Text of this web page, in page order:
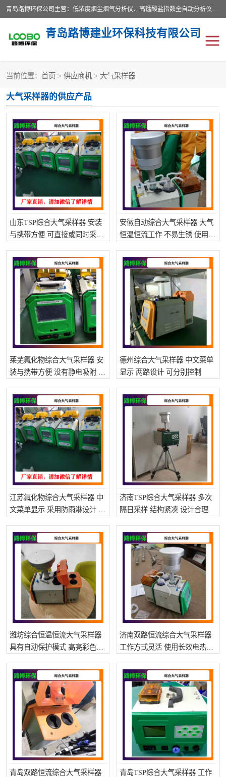
青岛路博环保公司主营：低浓度烟尘烟气分析仪、高锰酸盐指数全自动分析仪、便携式超声波明渠流量计、便携式水质采样器、恒温恒湿称重系统、手持式油烟检测仪等;是一家集环保科研、设计、生产、维护、销售和系统集成为一体的综合性高科技企业。路博人秉承"科学技术是第一生产力的重要理念，倡导环境友好型的生产、生活和消费方式。
青岛路博建业环保科技有限公司
当前位置： 首页 > 供应商机 > 大气采样器
大气采样器的供应产品
山东TSP综合大气采样器 安装
与携带方便 可直接或同时采集
安徽自动综合大气采样器 大气
恒温恒流工作 不易生锈 使用寿
莱芜氟化物综合大气采样器 安
装与携带方便 没有静电吸附 重
德州综合大气采样器 中文菜单
显示 两路设计 可分别控制
江苏氟化物综合大气采样器 中
文菜单显示 采用防雨淋设计 可
济南TSP综合大气采样器 多次
隔日采样 结构紧凑 设计合理
潍坊综合恒温恒流大气采样器
具有自动保护模式 高亮彩色触
济南双路恒流综合大气采样器
工作方式灵活 使用长效电热膜
青岛双路恒流综合大气采样器
青岛TSP综合大气采样器 工作
水质检测仪 手持式油烟检测仪
恒温恒湿称重系统 二恶英采集器
实验室仪器 LB-8110降水降尘采样器
便携式水质采样器 LB-7035油气回收
便携式超声波明渠流量计 大气环境采样器
LB-4200高锰酸盐指数仪 LB-62便携式烟气分析仪
烟尘烟气设备 大气采样器
粉尘设备 水质采样器
德图仪器 油烟监测仪
新宇宙仪器 凯恩仪器
烟尘净化器